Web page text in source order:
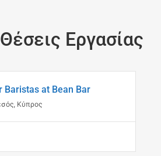
Εργασίας
Baristas at Bean Bar
Κύπρος